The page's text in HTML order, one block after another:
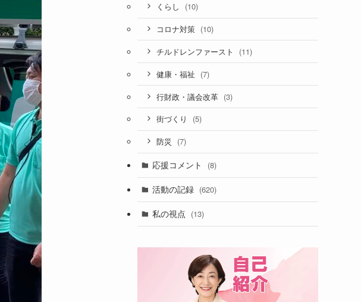
くらし (10)
コロナ対策 (10)
チルドレンファースト (11)
健康・福祉 (7)
行財政・議会改革 (3)
街づくり (5)
防災 (7)
応援コメント (8)
活動の記録 (620)
私の視点 (13)